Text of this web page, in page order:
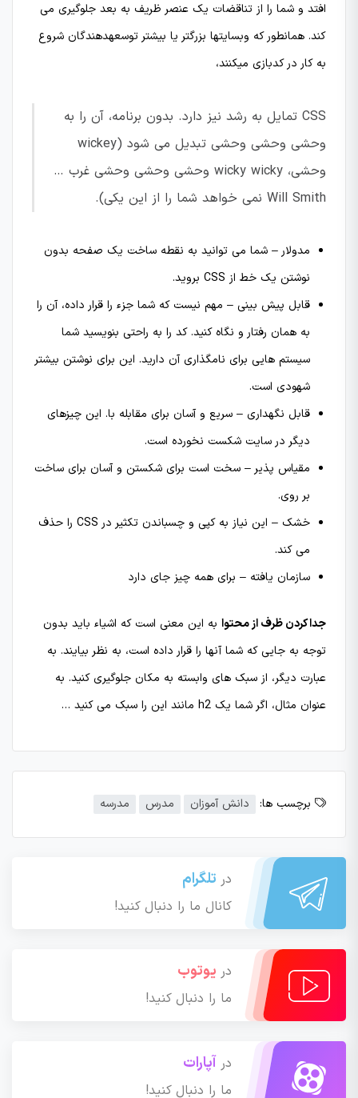
افتد و شما را از تناقضات یک عنصر ظریف به بعد جلوگیری می
کند. همانطور که وبسایتها بزرگتر یا بیشتر توسعهدهندگان شروع
به کار در کدبازی میکنند،
CSS تمایل به رشد نیز دارد. بدون برنامه، آن را به
وحشی وحشی وحشی تبدیل می شود (wickey
وحشی، wicky wicky وحشی وحشی وحشی غرب …
Will Smith نمی خواهد شما را از این یکی).
مدولار – شما می توانید به نقطه ساخت یک صفحه بدون
نوشتن یک خط از CSS بروید.
قابل پیش بینی – مهم نیست که شما جزء را قرار داده، آن را
به همان رفتار و نگاه کنید. کد را به راحتی بنویسید شما
سیستم هایی برای نامگذاری آن دارید. این برای نوشتن بیشتر
شهودی است.
قابل نگهداری – سریع و آسان برای مقابله با. این چیزهای
دیگر در سایت شکست نخورده است.
مقیاس پذیر – سخت است برای شکستن و آسان برای ساخت
بر روی.
خشک – این نیاز به کپی و چسباندن تکثیر در CSS را حذف
می کند.
سازمان یافته – برای همه چیز جای دارد
جدا کردن ظرف از محتوا به این معنی است که اشیاء باید بدون
توجه به جایی که شما آنها را قرار داده است، به نظر بیایند. به
عبارت دیگر، از سبک های وابسته به مکان جلوگیری کنید. به
عنوان مثال، اگر شما یک h2 مانند این را سبک می کنید …
برچسب ها: دانش آموزان مدرس مدرسه
در تلگرام
کانال ما را دنبال کنید!
در یوتوب
ما را دنبال کنید!
در آپارات
ما را دنبال کنید!